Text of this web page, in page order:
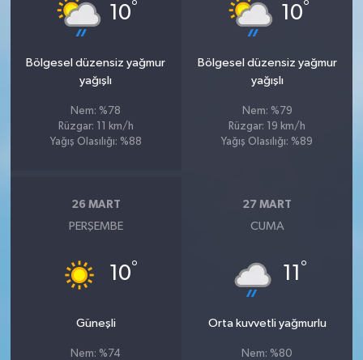
10°
Bölgesel düzensiz yağmur
yağışlı
Nem: %78
Rüzgar: 11 km/h
Yağış Olasılığı: %88
10°
Bölgesel düzensiz yağmur
yağışlı
Nem: %79
Rüzgar: 19 km/h
Yağış Olasılığı: %89
26 MART
PERŞEMBE
10°
Güneşli
Nem: %74
27 MART
CUMA
11 °
Orta kuvvetli yağmurlu
Nem: %80